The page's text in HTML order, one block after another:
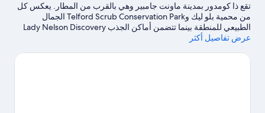
تقع ذا كومدور بمدينة ماونت جامبير وهي بالقرب من المطار. يعكس كل
من محمية بلو ليك وTelford Scrub Conservation Park الجمال
الطبيعي للمنطقة بينما تتضمن أماكن الجذب Lady Nelson Discovery
Centre و Labyrinth.
عرض تفاصيل أكثر